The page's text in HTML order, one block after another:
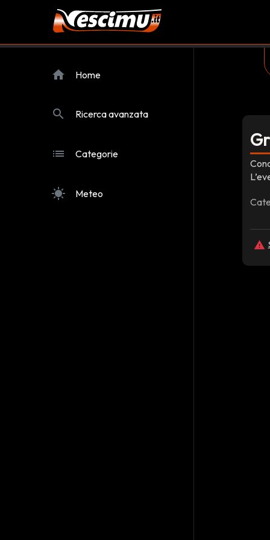
home Home
search Ricerca avanzata
list Categorie
sunny Meteo
report_problem